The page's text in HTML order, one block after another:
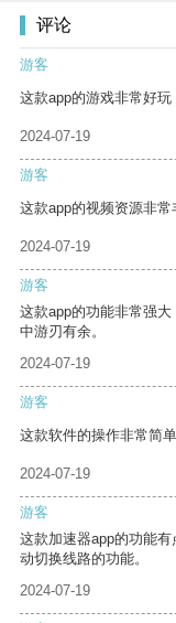
评论
游客
这款app的游戏非常好玩
2024-07-19
游客
这款app的视频资源非常
2024-07-19
游客
这款app的功能非常强
中游刃有余。
2024-07-19
游客
这款软件的操作非常简
2024-07-19
游客
这款加速器app的功能
动切换线路的功能。
2024-07-19